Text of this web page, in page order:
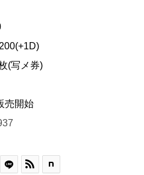
(写メ券)
売開始
